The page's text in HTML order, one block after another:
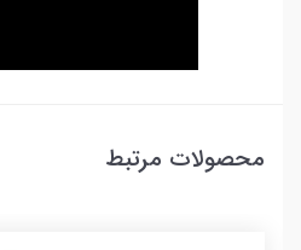
محصولات مرتبط